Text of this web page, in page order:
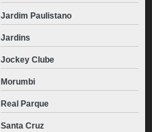
Jardim Paulistano
Jardins
Jockey Clube
Morumbi
Real Parque
Santa Cruz